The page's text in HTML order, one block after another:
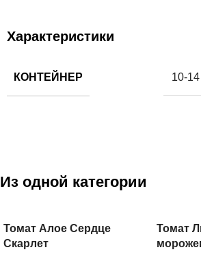
Характеристики
КОНТЕЙНЕР 10-
Из одной категории
Томат Алое Сердце
Скарлет
Томат